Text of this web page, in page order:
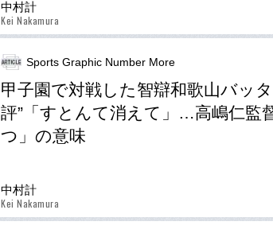
中村計
Kei Nakamura
Sports Graphic Number More
甲子園で対戦した智辯和歌山バッ
評”「すとんて消えて」…高嶋仁監
つ」の意味
中村計
Kei Nakamura